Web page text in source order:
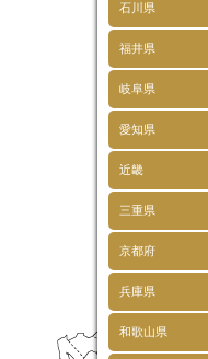
石川県
福井県
岐阜県
愛知県
近畿
三重県
京都府
兵庫県
和歌山県